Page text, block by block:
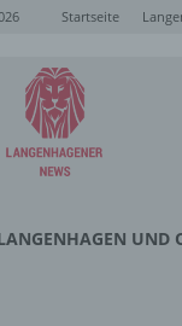
Startseite
Langenhagener
News
UND